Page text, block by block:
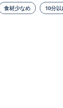
食材少なめ 10分以